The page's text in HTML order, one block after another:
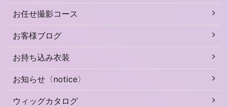
お任せ撮影コース
お客様ブログ
お持ち込み衣装
お知らせ〈notice〉
ウィッグカタログ